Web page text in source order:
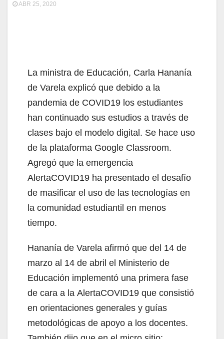
ABR 25, 2020
La ministra de Educación, Carla Hananía
de Varela explicó que debido a la
pandemia de COVID19 los estudiantes
han continuado sus estudios a través de
clases bajo el modelo digital. Se hace uso
de la plataforma Google Classroom.
Agregó que la emergencia
AlertaCOVID19 ha presentado el desafío
de masificar el uso de las tecnologías en
la comunidad estudiantil en menos
tiempo.
Hananía de Varela afirmó que del 14 de
marzo al 14 de abril el Ministerio de
Educación implementó una primera fase
de cara a la AlertaCOVID19 que consistió
en orientaciones generales y guías
metodológicas de apoyo a los docentes.